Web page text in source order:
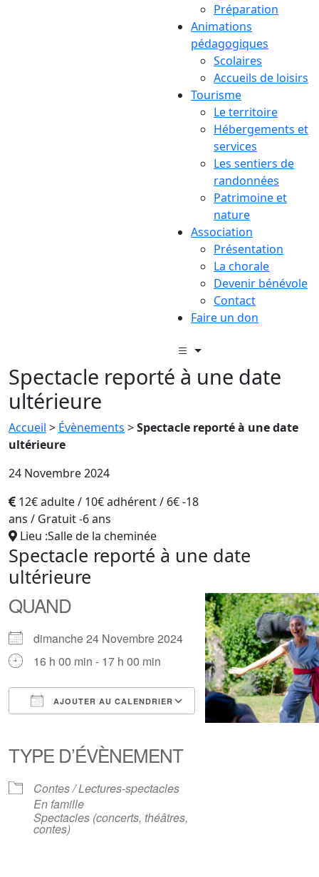
Préparation
Animations
pédagogiques
Scolaires
Accueils de loisirs
Tourisme
Le territoire
Hébergements et
services
Les sentiers de
randonnées
Patrimoine et
nature
Association
Présentation
La chorale
Devenir bénévole
Contact
Faire un don
Spectacle reporté à une date
ultérieure
Accueil > Évènements >Spectacle reporté à une date
ultérieure
24 Novembre 2024
12€ adulte / 10€ adhérent / 6€ -18
ans / Gratuit -6 ans
Lieu :Salle de la cheminée
Spectacle reporté à une date
ultérieure
QUAND
dimanche 24 Novembre 2024
16 h 00 min - 17 h 00 min
AJOUTER AU CALENDRIER
Outlook Live
TYPE D’ÉVÈNEMENT
Contes / Lectures-spectacles
En famille
Spectacles (concerts, théâtres,
contes)